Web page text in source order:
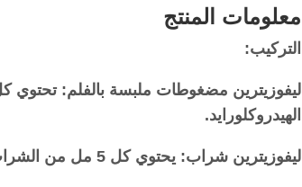
معلومات المنتج
التركيب:
الهيدروكلورايد.
ليفوزيترين شراب: يحتوي كل 5 مل من الشراب على 2.5 ملغ ليفوسيتيريزين ثنائي الهيدروكلورايد.